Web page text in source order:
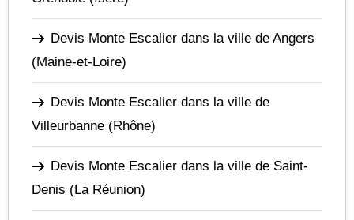
Devis Monte Escalier dans la ville de Angers
(Maine-et-Loire)
Devis Monte Escalier dans la ville de
Villeurbanne (Rhône)
Devis Monte Escalier dans la ville de Saint-
Denis (La Réunion)